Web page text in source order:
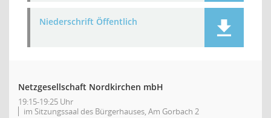
Niederschrift Öffentlich
Netzgesellschaft Nordkirchen mbH
19:15-19:25 Uhr
im Sitzungssaal des Bürgerhauses, Am Gorbach 2